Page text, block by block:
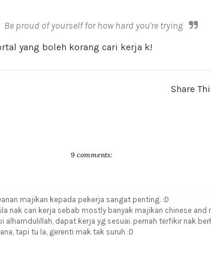
Be proud of yourself for how hard you're trying
yang boleh korang cari kerja k!
Share
9 comments:
majikan kepada pekerja sangat penting. :D
nak cari kerja sebab mostly banyak majikan chinese and
dapat kerja yg sesuai. pernah terfikir nak
tapi tu la, gerenti mak tak suruh :D